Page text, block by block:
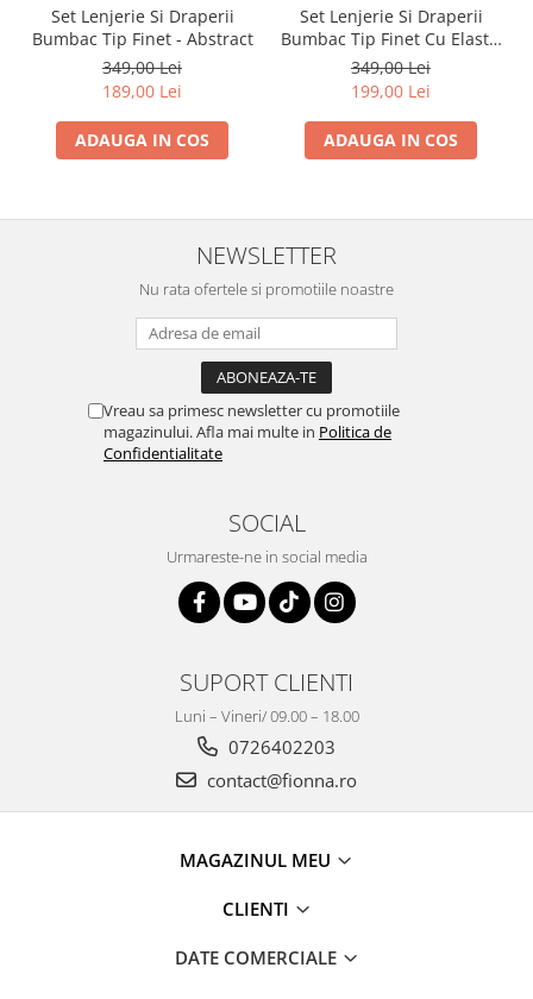
Set Lenjerie Si Draperii
Bumbac Tip Finet - Abstract
349,00 Lei
189,00 Lei
ADAUGA IN COS
Set Lenjerie Si Draperii
Bumbac Tip Finet Cu Elastic
- Dansul Fluturilor
349,00 Lei
199,00 Lei
ADAUGA IN COS
NEWSLETTER
Nu rata ofertele si promotiile noastre
Vreau sa primesc newsletter cu promotiile
magazinului. Afla mai multe in Politica de
Confidentialitate
SOCIAL
Urmareste-ne in social media
SUPORT CLIENTI
Luni – Vineri/ 09.00 – 18.00
0726402203
contact@fionna.ro
MAGAZINUL MEU
CLIENTI
DATE COMERCIALE